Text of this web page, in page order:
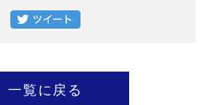
一覧に戻る